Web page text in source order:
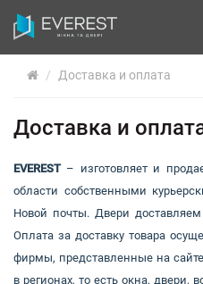
ОКНА
ОКНА
ОКНА
ОКНА
БАЛКОНЫ
БАЛКОН
Доставка и оплата
Доставка и
EVEREST– изготовляет и
области собственными
Новой почты. Двери
Оплата за доставку товара
фирмы, представленные на
в регионах, то есть окна, двери,